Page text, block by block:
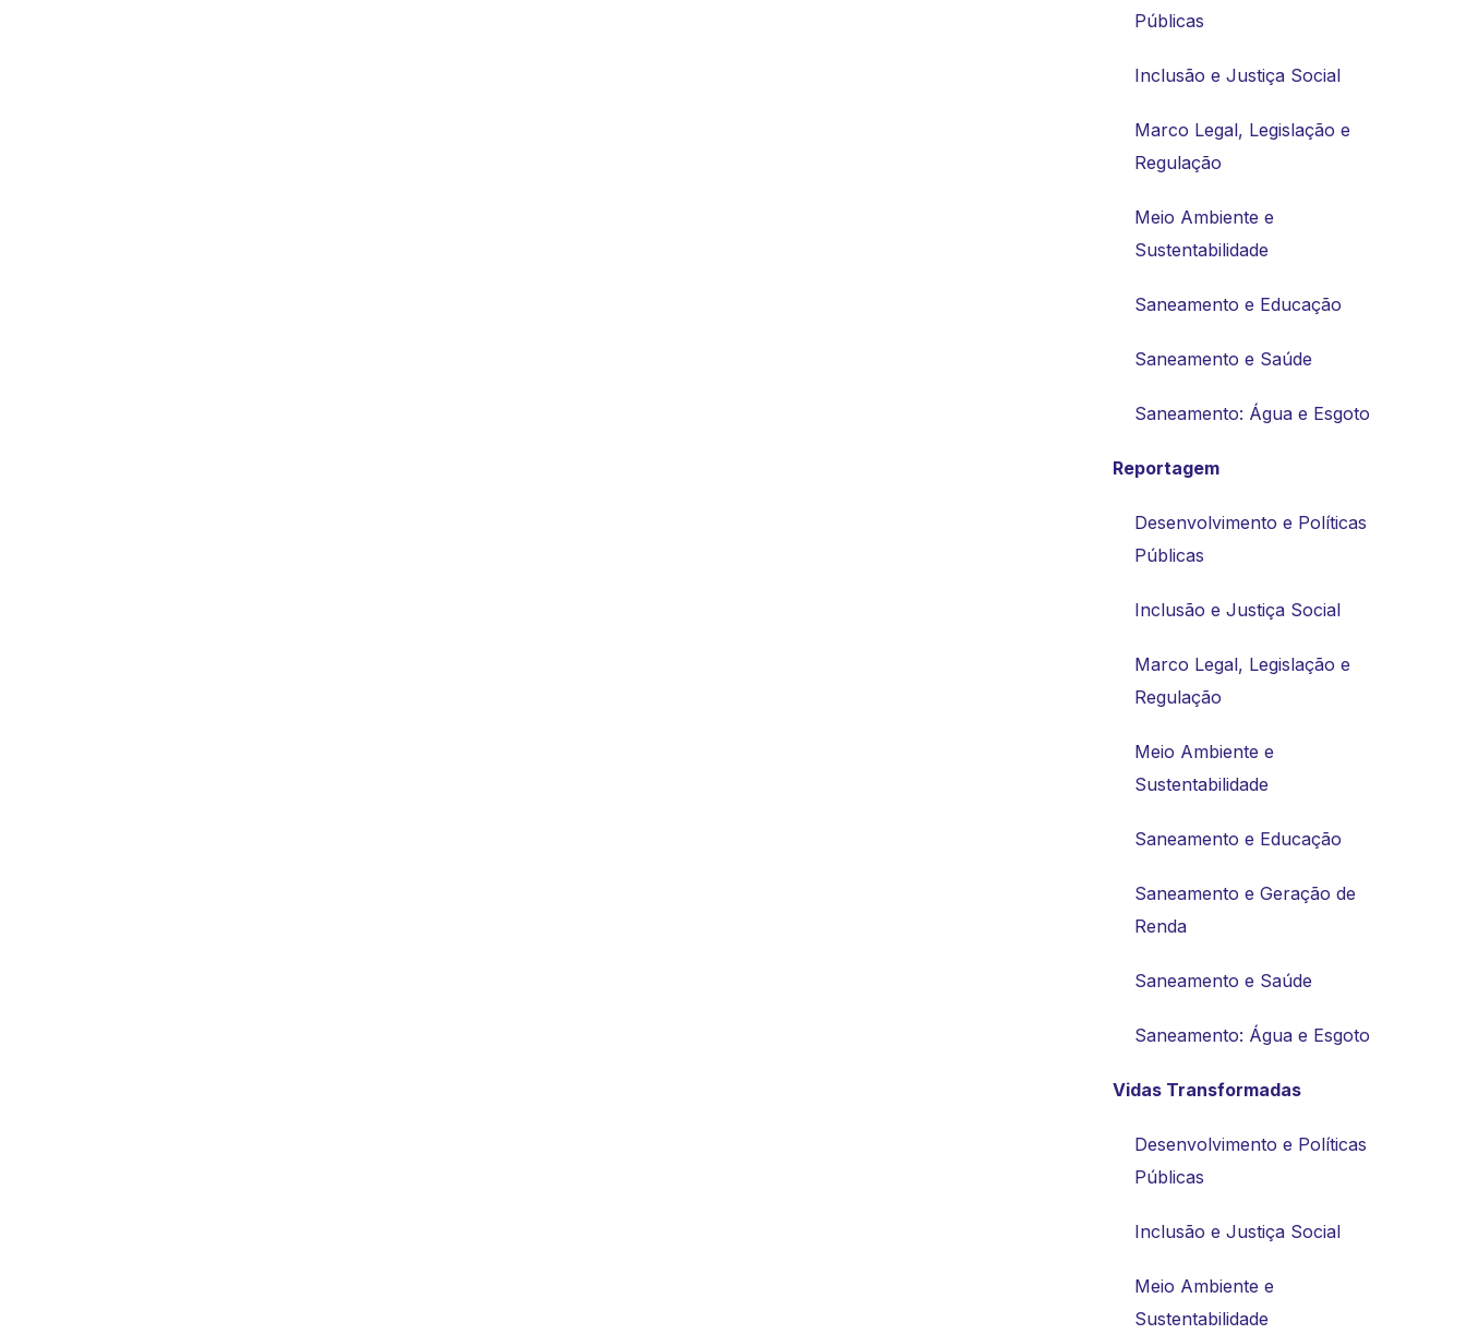
Públicas
Inclusão e Justiça Social
Marco Legal, Legislação e
Regulação
Meio Ambiente e
Sustentabilidade
Saneamento e Educação
Saneamento e Saúde
Saneamento: Água e Esgoto
Reportagem
Desenvolvimento e Políticas
Públicas
Inclusão e Justiça Social
Marco Legal, Legislação e
Regulação
Meio Ambiente e
Sustentabilidade
Saneamento e Educação
Saneamento e Geração de
Renda
Saneamento e Saúde
Saneamento: Água e Esgoto
Vidas Transformadas
Desenvolvimento e Políticas
Públicas
Inclusão e Justiça Social
Meio Ambiente e
Sustentabilidade